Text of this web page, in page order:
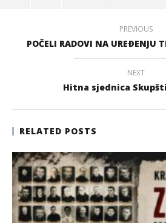
PREVIOUS
POČELI RADOVI NA UREÐENJU
NEXT
Hitna sjednica
RELATED POSTS